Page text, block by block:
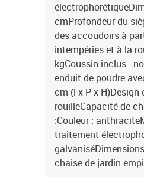
cmProfondeur du
des accoudoirs à
intempéries et à la
kgCoussin inclus :
enduit de poudre
cm (l x P x
rouilleCapacité de
:Couleur :
traitement
chaise de jardin